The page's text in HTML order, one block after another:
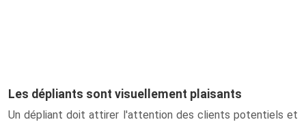
Les dépliants sont visuellement plaisants
Un dépliant doit attirer l'attention des clients potentiels et